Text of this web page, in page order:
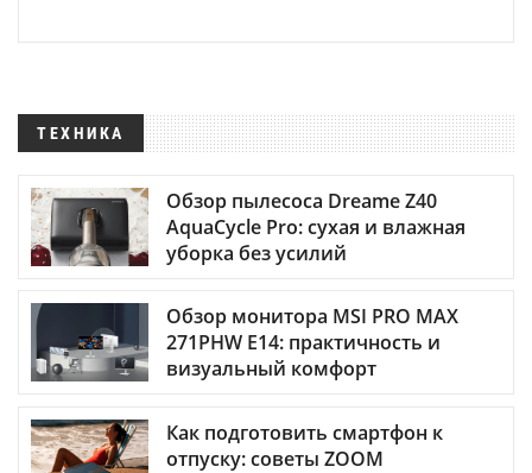
ТЕХНИКА
Обзор пылесоса Dreame Z40
AquaCycle Pro: сухая и влажная
уборка без усилий
Обзор монитора MSI PRO MAX
271PHW E14: практичность и
визуальный комфорт
Как подготовить смартфон к
отпуску: советы ZOOM